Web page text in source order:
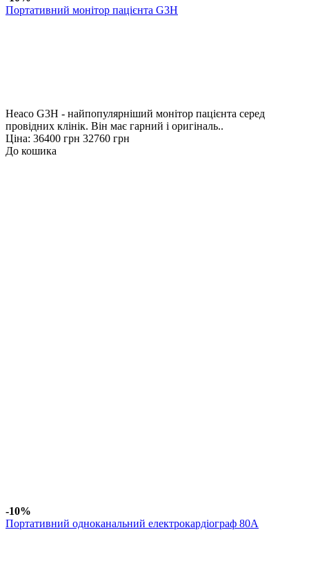
Портативний монітор пацієнта G3H
Heaco G3H - найпопулярніший монітор пацієнта серед
провідних клінік. Він має гарний і оригіналь..
Ціна: 36400 грн 32760 грн
До кошика
-10%
Портативний одноканальний електрокардіограф 80A